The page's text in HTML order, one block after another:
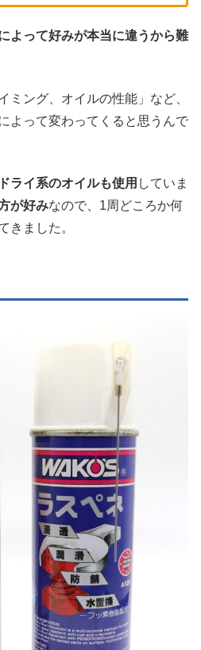
よって好みが本当に違うから難
ミング、オイルの性能」など、
よって変わってくると思うんで
ドライ系のオイルも使用 していま
が好みなので、1周どころか何
きました。